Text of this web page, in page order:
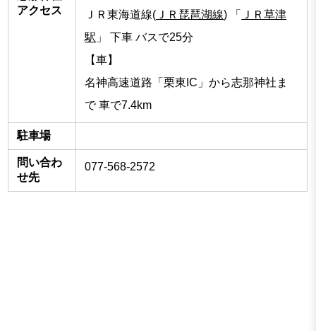
アクセス
ＪＲ東海道線( ＪＲ琵琶湖線) 「
ＪＲ草津
駅 」 下車 バスで25分
【車】
名神高速道路「栗東IC」から志那神社ま
で 車で7.4km
駐車場
問い合わ
せ先
077-568-2572